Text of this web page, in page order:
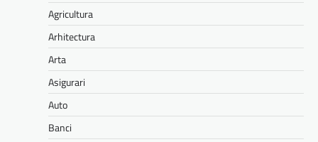
Agricultura
Arhitectura
Arta
Asigurari
Auto
Banci